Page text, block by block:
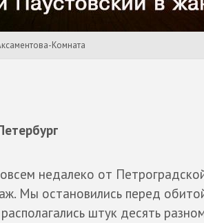
Комната
недалеко от
Мы остановились перед
штук десять